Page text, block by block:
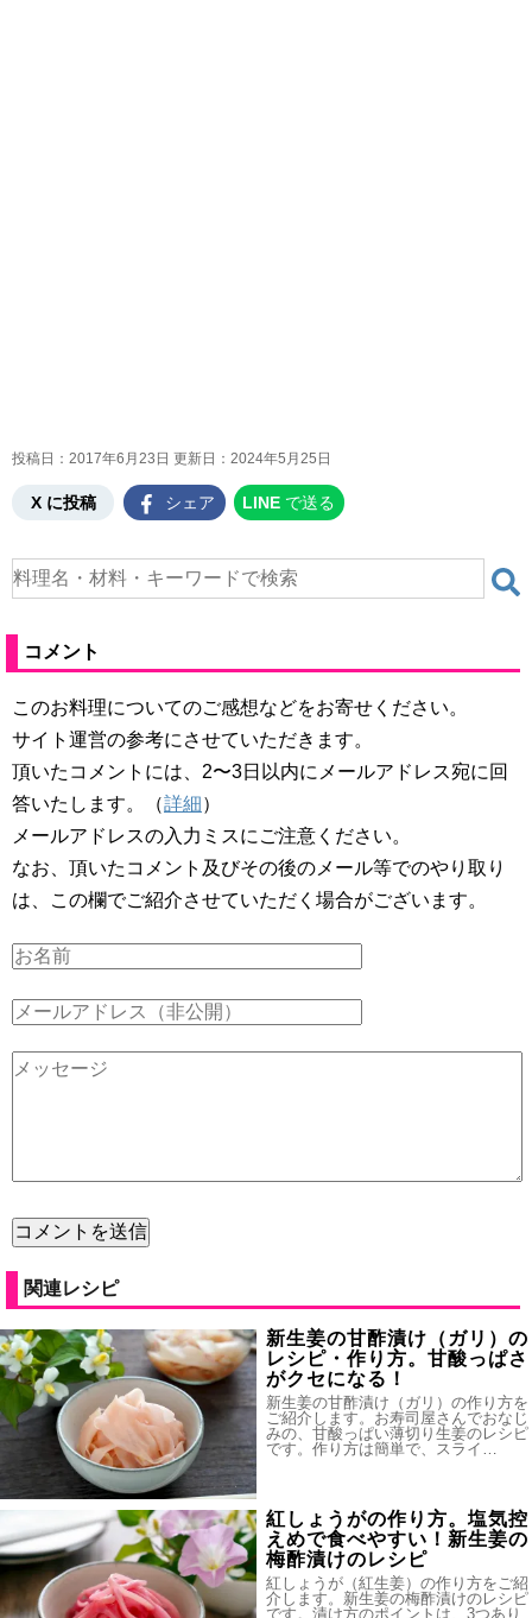
投稿日：2017年6月23日 更新日： 2024年5月25日
X に投稿 シェア LINE で送る
コメント
このお料理についてのご感想などをお寄せください。
サイト運営の参考にさせていただきます。
頂いたコメントには、2〜3日以内にメールアドレス宛に回
答いたします。（詳細）
メールアドレスの入力ミスにご注意ください。
なお、頂いたコメント及びその後のメール等でのやり取り
は、この欄でご紹介させていただく場合がございます。
関連レシピ
新生姜の甘酢漬け（ガリ）の
レシピ・作り方。甘酸っぱさ
がクセになる！
新生姜の甘酢漬け（ガリ）の作り方を
ご紹介します。お寿司屋さんでおなじ
みの、甘酸っぱい薄切り生姜のレシピ
です。作り方は簡単で、スライ…
紅しょうがの作り方。塩気控
えめで食べやすい！新生姜の
梅酢漬けのレシピ
紅しょうが（紅生姜）の作り方をご紹
介します。新生姜の梅酢漬けのレシピ
です。漬け方のポイントは、3つあり